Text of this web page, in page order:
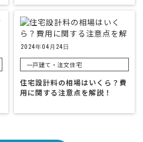
2024年04月24日
一戸建て・注文住宅
住宅設計料の相場はいくら？費
用に関する注意点を解説！